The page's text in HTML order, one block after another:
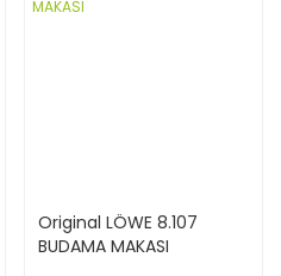
Original LÖWE 8.107
BUDAMA MAKASI